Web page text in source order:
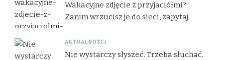
Wakacyjne zdjęcie z przyjaciółmi?
Zanim wrzucisz je do sieci, zapytaj.
AKTUALNOŚCI
Nie wystarczy słyszeć. Trzeba słuchać.